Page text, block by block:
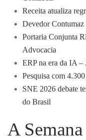
Receita atualiza
Devedor
Portaria Conjunta
Advocacia
ERP na era da IA –
Pesquisa com
SNE 2026 debate
do Brasil
A